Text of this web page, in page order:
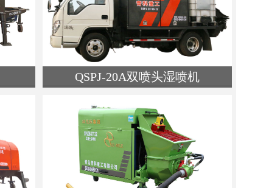
QSPJ-20A双喷头湿喷机
查看详细介绍